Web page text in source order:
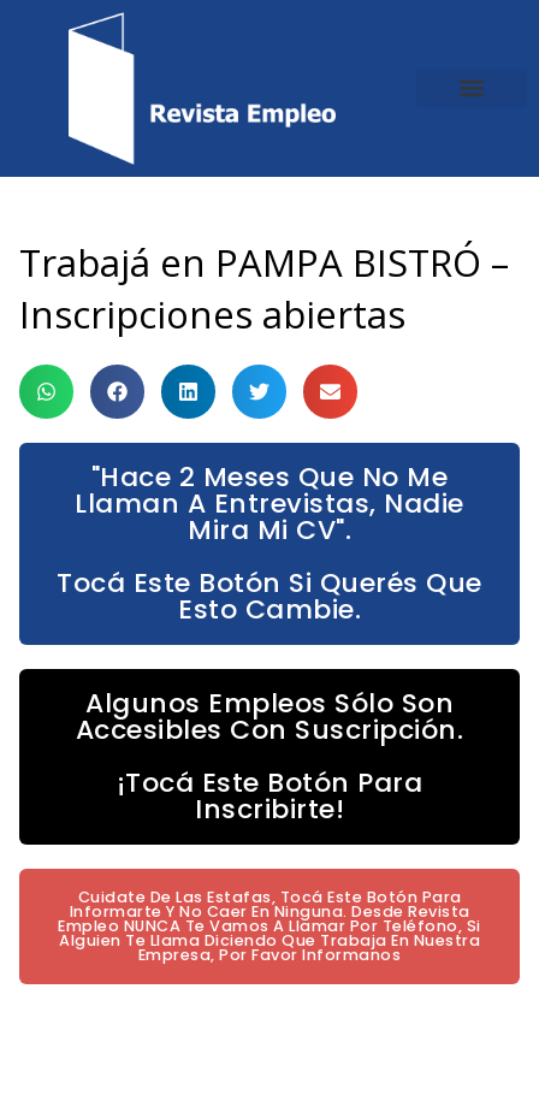
Trabajá en PAMPA BISTRÓ –
Inscripciones abiertas
"Hace 2 Meses Que No Me
Llaman A Entrevistas, Nadie
Mira Mi CV".
Tocá Este Botón Si Querés Que
Esto Cambie.
Algunos Empleos Sólo Son
Accesibles Con Suscripción.
¡Tocá Este Botón Para
Inscribirte!
Cuidate De Las Estafas, Tocá Este Botón Para
Informarte Y No Caer En Ninguna. Desde Revista
Empleo NUNCA Te Vamos A Llamar Por Teléfono, Si
Alguien Te Llama Diciendo Que Trabaja En Nuestra
Empresa, Por Favor Informanos